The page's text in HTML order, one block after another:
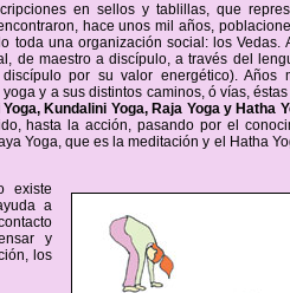
en sellos y tablillas, que
hace unos mil años,
toda una organización social: los Vedas.
de maestro a discípulo, a través del
por su valor energético). Años
y a sus distintos caminos, ó vías,
Kundalini Yoga, Raja Yoga y Hatha
hasta la acción, pasando por el
Yoga, que es la meditación y el Hatha
existe
a
y
los